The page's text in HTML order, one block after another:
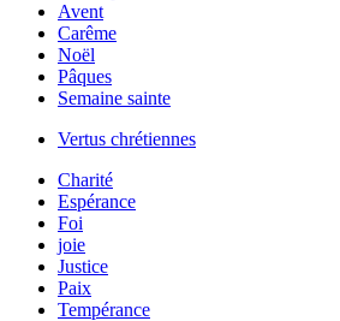
Avent
Carême
Noël
Pâques
Semaine sainte
Vertus chrétiennes
Charité
Espérance
Foi
joie
Justice
Paix
Tempérance